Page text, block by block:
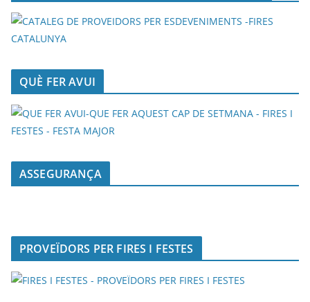
QUÈ FER AVUI
ASSEGURANÇA
PROVEÏDORS PER FIRES I FESTES